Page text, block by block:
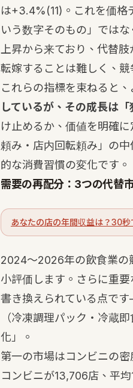
は+3.4%(11) 。これを価
いう数字そのもの」では
上昇から来ており、代替
転嫁することは難しく、
これらの指標を束ねると
しているが、その成長は「
け止めるか、価値を明確
頼み・店内回転頼み」の
的な消費習慣の変化です。
需要の再配分：3つの代替
あなたの店の年間収益は？30
2024〜2026年の飲食業の
小評価します。さらに重
書き換えられている点で
（冷凍調理パック・冷蔵
化」。
第一の市場はコンビニの
コンビニが13,706店、平